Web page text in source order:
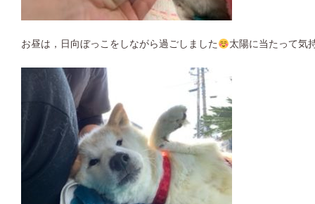
お昼は，日向ぼっこをしながら過ごしました 太陽に当たって気